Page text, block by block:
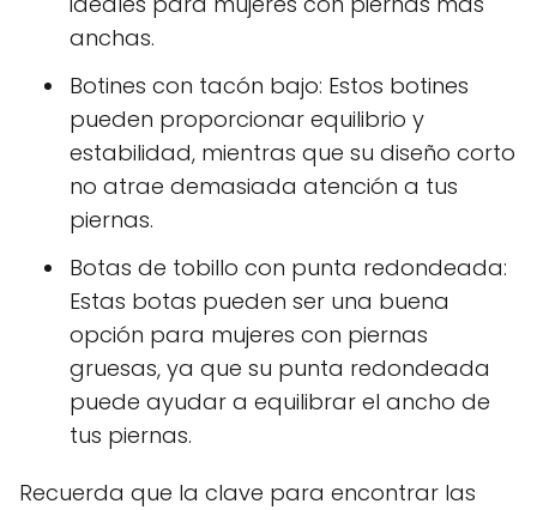
anchas.
Botines con tacón bajo: Estos botines
pueden proporcionar equilibrio y
estabilidad, mientras que su diseño corto
no atrae demasiada atención a tus
piernas.
Botas de tobillo con punta redondeada:
Estas botas pueden ser una buena
opción para mujeres con piernas
gruesas, ya que su punta redondeada
puede ayudar a equilibrar el ancho de
tus piernas.
Recuerda que la clave para encontrar las